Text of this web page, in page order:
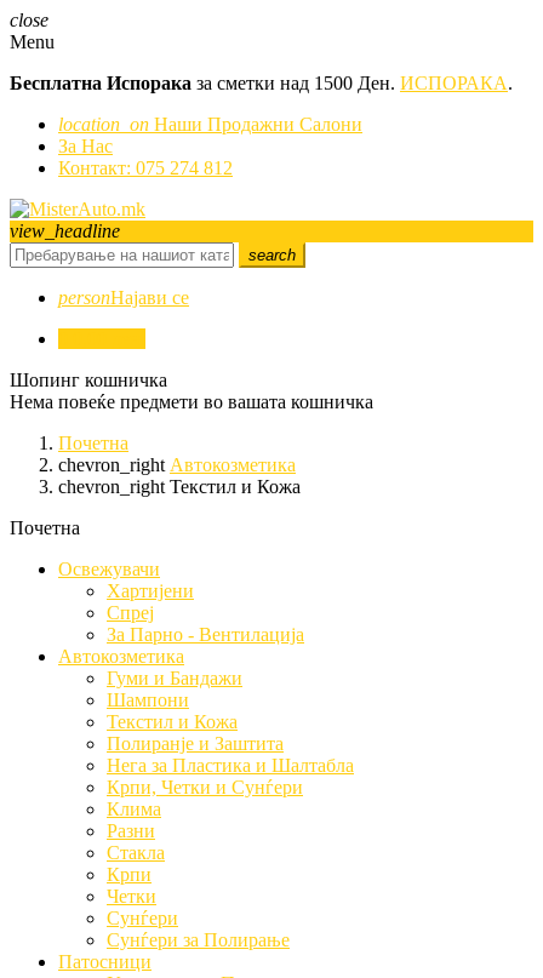
close
Menu
Бесплатна Испорака за сметки над 1500 Ден. ИСПОРАКА.
location_on Наши Продажни Салони
За Нас
Контакт: 075 274 812
view_headline
search
personНајави се
Шопинг кошничка
Нема повеќе предмети во вашата кошничка
Почетна
chevron_right Автокозметика
chevron_right Текстил и Кожа
Почетна
Освежувачи
Хартијени
Спреј
За Парно - Вентилација
Автокозметика
Гуми и Бандажи
Шампони
Текстил и Кожа
Полиранје и Заштита
Нега за Пластика и Шалтабла
Крпи, Четки и Сунѓери
Клима
Разни
Стакла
Крпи
Четки
Сунѓери
Сунѓери за Полирање
Патосници